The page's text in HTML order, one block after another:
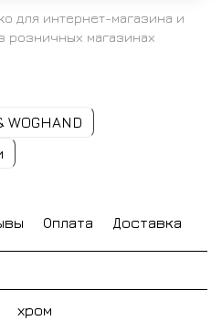
для интернет-магазина и
розничных магазинах
Оплата Доставка
хром